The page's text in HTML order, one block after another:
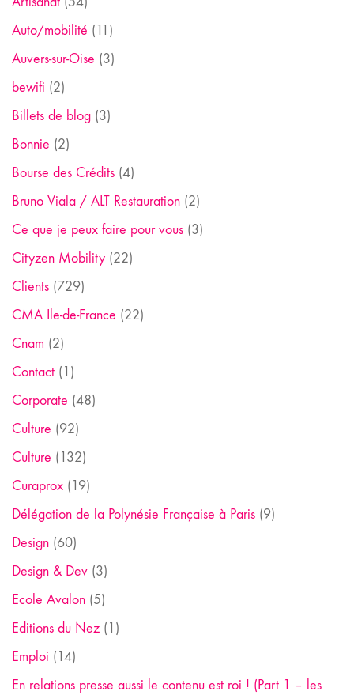
Auto/mobilité (11)
Auvers-sur-Oise (3)
bewifi (2)
Billets de blog (3)
Bonnie (2)
Bourse des Crédits (4)
Bruno Viala / ALT Restauration (2)
Ce que je peux faire pour vous (3)
Cityzen Mobility (22)
Clients (729)
CMA Ile-de-France (22)
Cnam (2)
Contact (1)
Corporate (48)
Culture (92)
Culture (132)
Curaprox (19)
Délégation de la Polynésie Française à Paris (9)
Design (60)
Design & Dev (3)
Ecole Avalon (5)
Editions du Nez (1)
Emploi (14)
En relations presse aussi le contenu est roi ! (Part 1 – les